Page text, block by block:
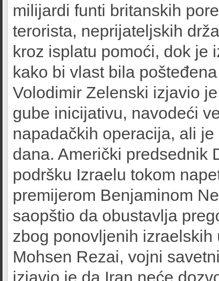
milijardi funti britanskih
terorista, neprijateljskih
kroz isplatu pomoći, dok je
kako bi vlast bila
Volodimir Zelenski izjavio
gube inicijativu, navodeći
napadačkih operacija, ali
dana. Američki predsednik
podršku Izraelu tokom
premijerom Benjaminom
saopštio da obustavlja
zbog ponovljenih
Mohsen Rezai, vojni
izjavio je da Iran neće